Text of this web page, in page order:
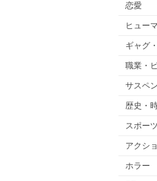
恋愛
ヒュー
ギャグ
職業・
サスペ
歴史・
スポーツ
アクシ
ホラー